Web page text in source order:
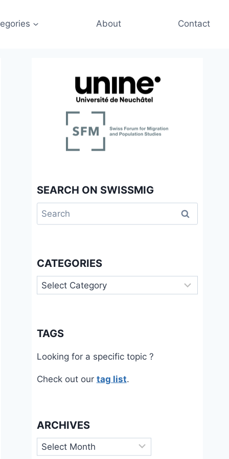
About Contact
SEARCH ON SWISSMIG
Search
for:
CATEGORIES
Categories
TAGS
Looking for a specific topic ?
Check out our tag list.
ARCHIVES
Archives